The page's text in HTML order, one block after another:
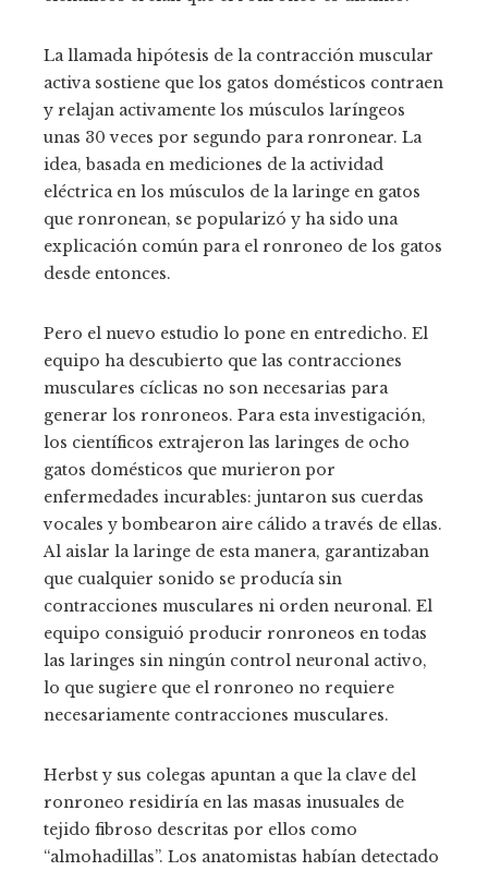
La llamada hipótesis de la contracción muscular
activa sostiene que los gatos domésticos contraen
y relajan activamente los músculos laríngeos
unas 30 veces por segundo para ronronear. La
idea, basada en mediciones de la actividad
eléctrica en los músculos de la laringe en gatos
que ronronean, se popularizó y ha sido una
explicación común para el ronroneo de los gatos
desde entonces.
Pero el nuevo estudio lo pone en entredicho. El
equipo ha descubierto que las contracciones
musculares cíclicas no son necesarias para
generar los ronroneos. Para esta investigación,
los científicos extrajeron las laringes de ocho
gatos domésticos que murieron por
enfermedades incurables: juntaron sus cuerdas
vocales y bombearon aire cálido a través de ellas.
Al aislar la laringe de esta manera, garantizaban
que cualquier sonido se producía sin
contracciones musculares ni orden neuronal. El
equipo consiguió producir ronroneos en todas
las laringes sin ningún control neuronal activo,
lo que sugiere que el ronroneo no requiere
necesariamente contracciones musculares.
Herbst y sus colegas apuntan a que la clave del
ronroneo residiría en las masas inusuales de
tejido fibroso descritas por ellos como
“almohadillas”. Los anatomistas habían detectado